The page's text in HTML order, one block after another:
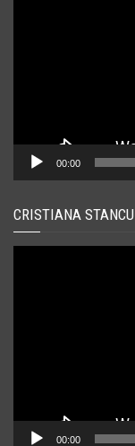
00:00
CRISTIANA
00:00